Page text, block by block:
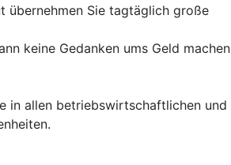
übernehmen Sie tagtäglich große
keine Gedanken ums Geld machen
in allen betriebswirtschaftlichen und